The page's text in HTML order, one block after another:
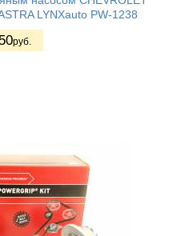
LYNXauto PW-1238
руб.